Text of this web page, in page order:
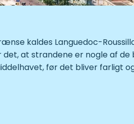
kaldes Languedoc-
at strandene er nogle af de
før det bliver farligt